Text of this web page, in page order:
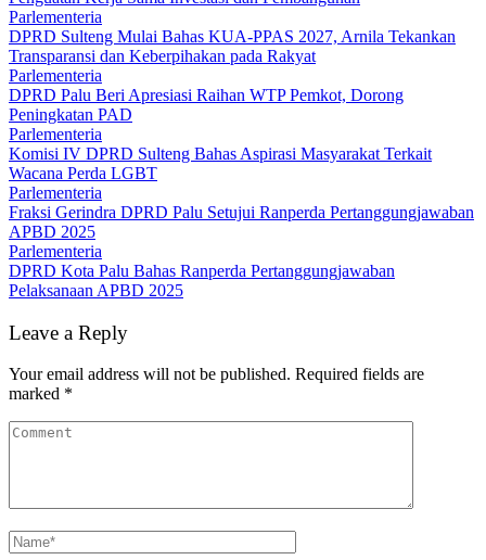
Parlementeria
DPRD Sulteng Mulai Bahas KUA-PPAS 2027, Arnila Tekankan
Transparansi dan Keberpihakan pada Rakyat
Parlementeria
DPRD Palu Beri Apresiasi Raihan WTP Pemkot, Dorong
Peningkatan PAD
Parlementeria
Komisi IV DPRD Sulteng Bahas Aspirasi Masyarakat Terkait
Wacana Perda LGBT
Parlementeria
Fraksi Gerindra DPRD Palu Setujui Ranperda Pertanggungjawaban
APBD 2025
Parlementeria
DPRD Kota Palu Bahas Ranperda Pertanggungjawaban
Pelaksanaan APBD 2025
Leave a Reply
Your email address will not be published. Required fields are
marked *